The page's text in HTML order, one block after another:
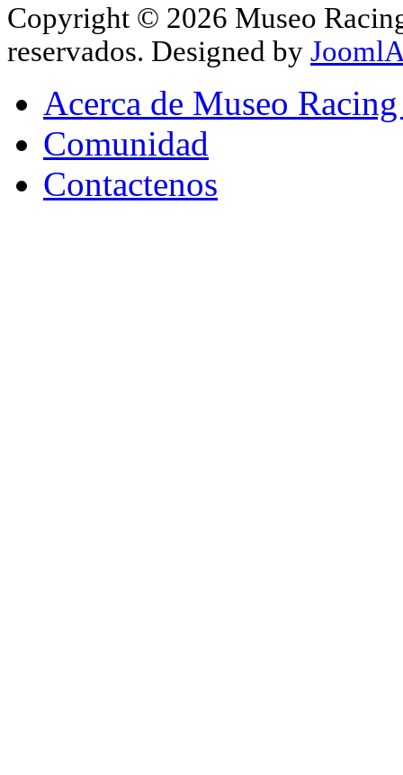
Copyright © 2026 Museo
reservados. Designed by
Acerca de Museo
Comunidad
Contactenos